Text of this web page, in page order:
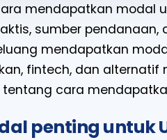
mendapatkan modal
sumber
mendapatkan
fintech, dan
cara
penting untuk